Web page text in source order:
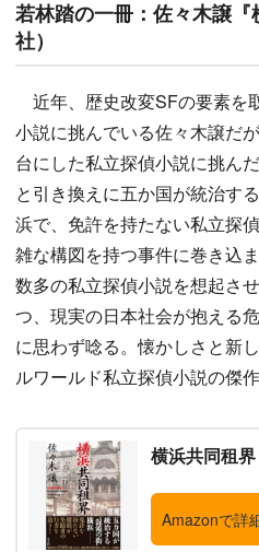
若林踏の一冊：佐々木譲
社）
近年、歴史改変SFの要素を
小説に挑んでいる佐々木譲だ
台にした私立探偵小説に挑ん
と引き換えに五か国が統治す
浜で、免許を持たない私立探
雑な構図を持つ事件に巻き込
数多の私立探偵小説を想起さ
つ、現実の日本社会が抱える
に思わず唸る。懐かしさと新
ルワールド私立探偵小説の傑作
横浜共同租界
Amazonで詳